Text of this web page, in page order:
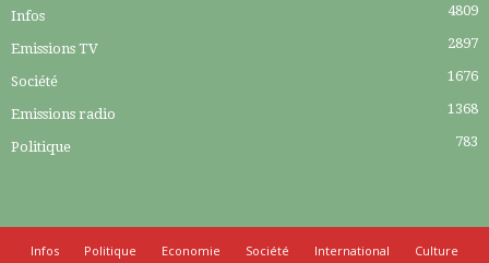
Infos 4809
Emissions TV 2897
Société 1676
Emissions radio 1368
Politique 783
Infos Politique Economie Société International Culture